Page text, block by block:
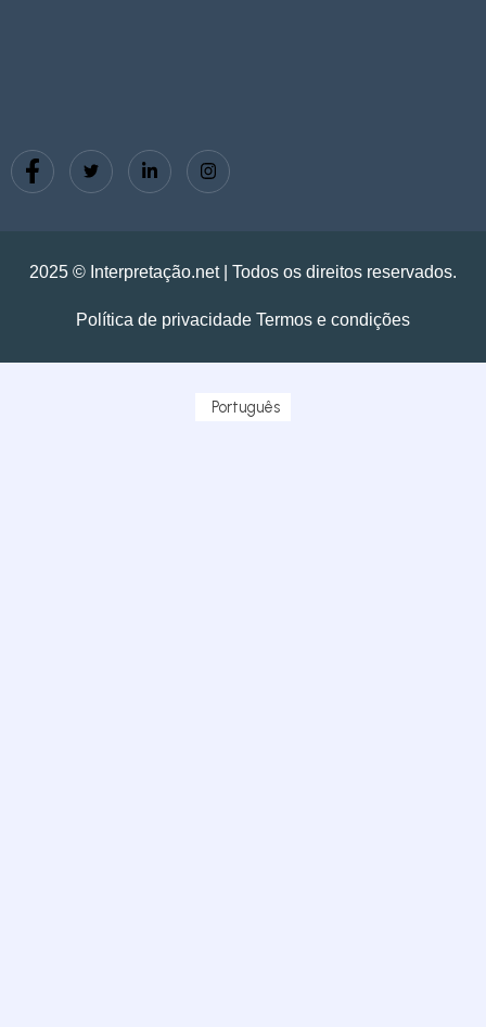
2025 © Interpretação.net | Todos os direitos reservados.
Política de privacidade Termos e condições
Português